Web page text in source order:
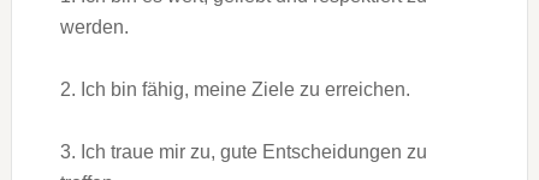
werden.
2. Ich bin fähig, meine Ziele zu erreichen.
3. Ich traue mir zu, gute Entscheidungen zu